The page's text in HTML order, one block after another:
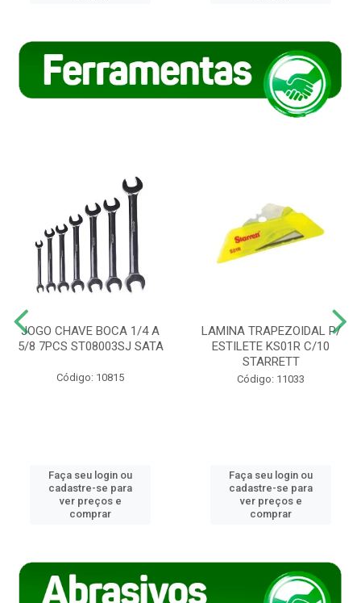
JOGO CHAVE BOCA 1/4 A
5/8 7PCS ST08003SJ SATA
Código: 10815
Faça seu login ou
cadastre-se para
ver preços e
comprar
LAMINA TRAPEZOIDAL P/
ESTILETE KS01R C/10
STARRETT
Código: 11033
Faça seu login ou
cadastre-se para
ver preços e
comprar